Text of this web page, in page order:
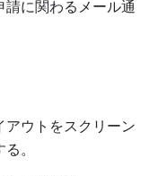
請に関わるメール通
アウトをスクリーン
。